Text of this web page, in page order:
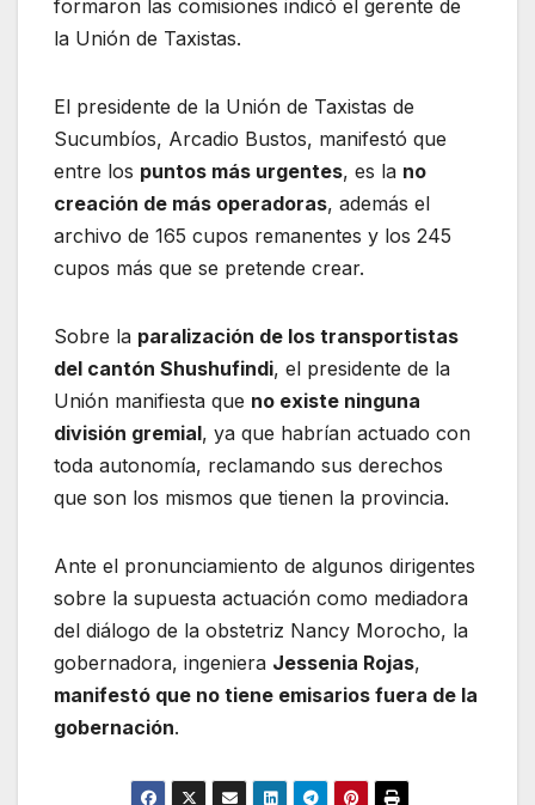
formaron las comisiones indicó el gerente de
la Unión de Taxistas.
El presidente de la Unión de Taxistas de
Sucumbíos, Arcadio Bustos, manifestó que
entre los puntos más urgentes, es la no
creación de más operadoras, además el
archivo de 165 cupos remanentes y los 245
cupos más que se pretende crear.
Sobre la paralización de los transportistas
del cantón Shushufindi, el presidente de la
Unión manifiesta que no existe ninguna
división gremial, ya que habrían actuado con
toda autonomía, reclamando sus derechos
que son los mismos que tienen la provincia.
Ante el pronunciamiento de algunos dirigentes
sobre la supuesta actuación como mediadora
del diálogo de la obstetriz Nancy Morocho, la
gobernadora, ingeniera Jessenia Rojas,
manifestó que no tiene emisarios fuera de la
gobernación.